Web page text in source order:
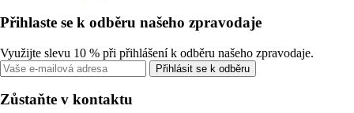
Přihlaste se k odběru našeho zpravodaje
Využijte slevu 10 % při přihlášení k odběru našeho zpravodaje.
Přihlásit se k odběru
Zůstaňte v kontaktu